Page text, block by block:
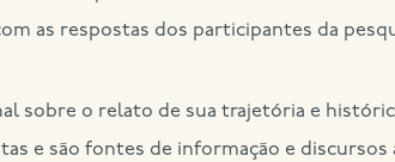
as respostas dos participantes da
sobre o relato de sua trajetória e
e são fontes de informação e discursos